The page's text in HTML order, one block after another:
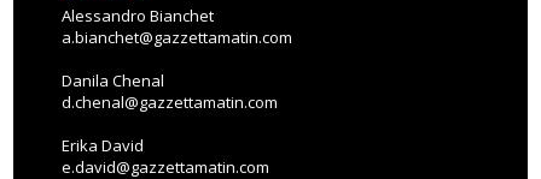
Alessandro Bianchet
a.bianchet@gazzettamatin.com
Danila Chenal
d.chenal@gazzettamatin.com
Erika David
e.david@gazzettamatin.com